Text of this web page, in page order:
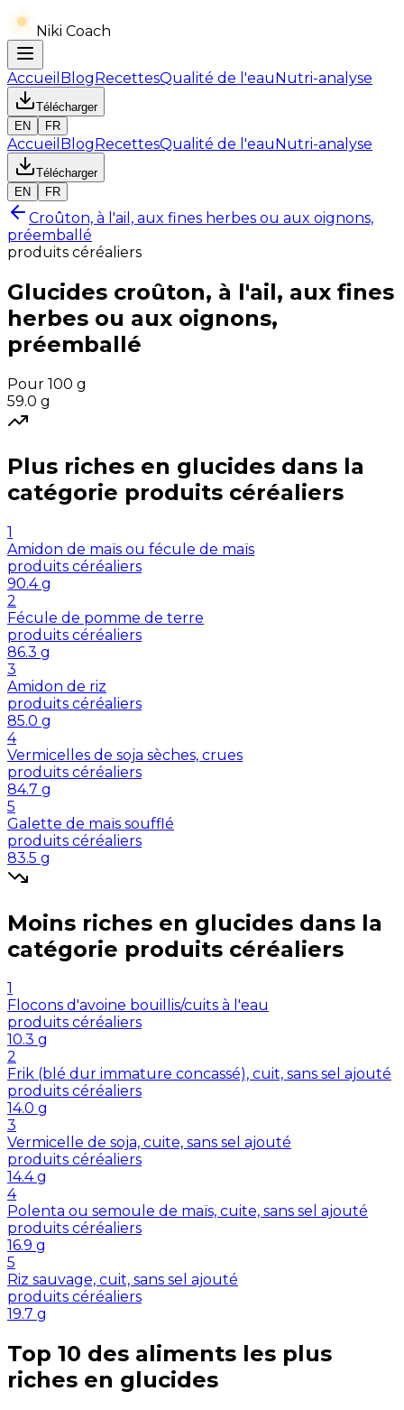
Niki Coach
Accueil BlogRecettesQualité de l'eauNutri-analyse
Télécharger
EN
FR
Accueil BlogRecettesQualité de l'eauNutri-analyse
Télécharger
EN
FR
Croûton, à l'ail, aux fines herbes ou aux oignons,
préemballé
produits céréaliers
Glucides croûton, à l'ail, aux fines
herbes ou aux oignons,
préemballé
Pour 100 g
59.0 g
Plus riches en glucides dans la
catégorie produits céréaliers
1
Amidon de maïs ou fécule de maïs
produits céréaliers
90.4 g
2
Fécule de pomme de terre
produits céréaliers
86.3 g
3
Amidon de riz
produits céréaliers
85.0 g
4
Vermicelles de soja sèches, crues
produits céréaliers
84.7 g
5
Galette de maïs soufflé
produits céréaliers
83.5 g
Moins riches en glucides dans la
catégorie produits céréaliers
1
Flocons d'avoine bouillis/cuits à l'eau
produits céréaliers
10.3 g
2
Frik (blé dur immature concassé), cuit, sans sel ajouté
produits céréaliers
14.0 g
3
Vermicelle de soja, cuite, sans sel ajouté
produits céréaliers
14.4 g
4
Polenta ou semoule de maïs, cuite, sans sel ajouté
produits céréaliers
16.9 g
5
Riz sauvage, cuit, sans sel ajouté
produits céréaliers
19.7 g
Top 10 des aliments les plus
riches en glucides